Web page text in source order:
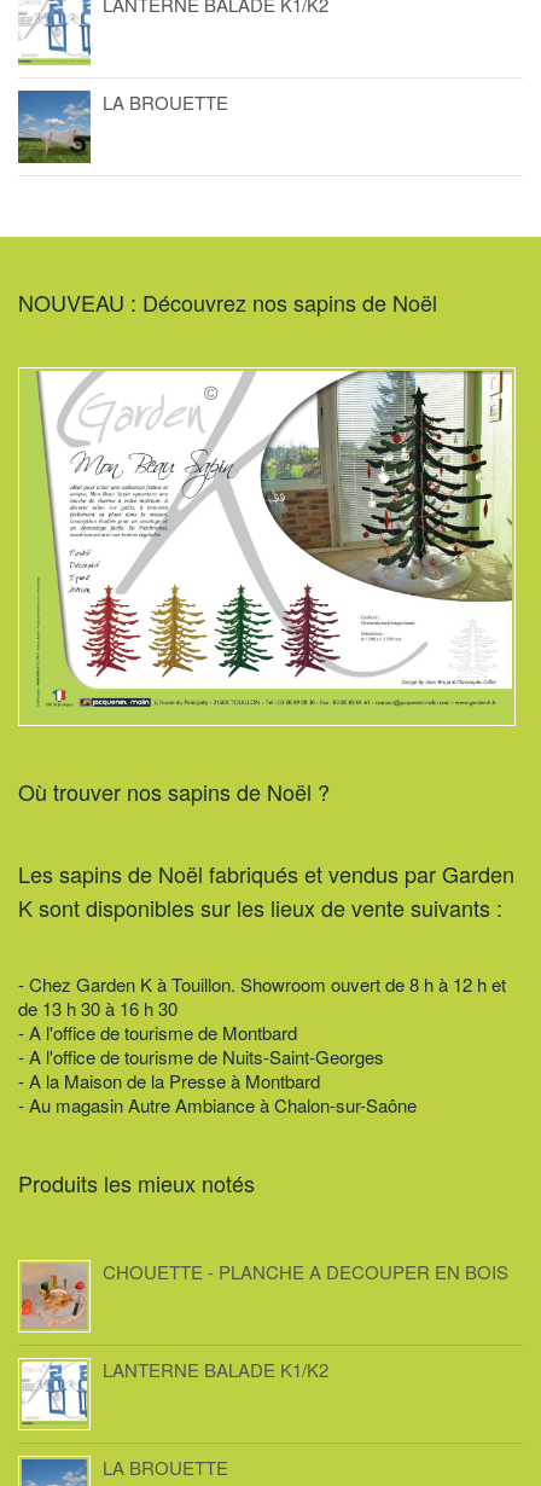
LA BROUETTE
NOUVEAU : Découvrez nos sapins de Noël
Où trouver nos sapins de Noël ?
Les sapins de Noël fabriqués et vendus par Garden
K sont disponibles sur les lieux de vente suivants :
- Chez Garden K à Touillon. Showroom ouvert de 8 h à 12 h et
de 13 h 30 à 16 h 30
- A l'office de tourisme de Montbard
- A l'office de tourisme de Nuits-Saint-Georges
- A la Maison de la Presse à Montbard
- Au magasin Autre Ambiance à Chalon-sur-Saône
Produits les mieux notés
CHOUETTE - PLANCHE A DECOUPER EN BOIS
LANTERNE BALADE K1/K2
LA BROUETTE